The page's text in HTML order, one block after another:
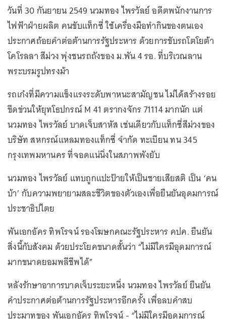
วันที่ 30 กันยายน 2549 นวมทอง ไพรวัลย์ อดีตพนักงานการ
ไฟฟ้าฝ่ายผลิต คนขับแท็กซี่ ใช้เครื่องมือทำกินของตนเอง
ประกาศถ้อยคำต่อต้านการรัฐประหาร ด้วยการขับรถโตโยต้า
โคโรลลา สีม่วง พุ่งชนรถถังของ ม.พัน 4 รอ. ที่บริเวณลาน
พระบรมรูปทรงม้า
รถเก๋งที่มีความแข็งแรงระดับพาหนะสามัญชน ไม่ได้สร้างรอย
ขีดข่วนให้ยุทโธปกรณ์ M 41 ตรากงจักร 71114 มากนัก แต่
นวมทอง ไพรวัลย์ บาดเจ็บสาหัส เช่นเดียวกับแท็กซี่สีม่วงของ
บริษัท สหกรณ์แหลมทองแท็กซี่ จำกัด ทะเบียน ทน 345
กรุงเทพมหานคร ที่จอดแน่นิ่งในสภาพพังยับ
นวมทอง ไพรวัลย์ แทบถูกแปะป้ายให้เป็นชายเสียสติ เป็น ‘คน
บ้า’ กับความพยายามสละชีวิตของตัวเองเพื่อยืนยันอุดมการณ์
ประชาธิปไตย
พันเอกอัคร ทิพโรจน์ รองโฆษกคณะรัฐประหาร คปค. ยืนยัน
สิ่งนี้กับสังคม ด้วยประโยคขนาดสั้นว่า “ไม่มีใครมีอุดมการณ์
มากขนาดยอมพลีชีพได้”
หลังรักษาอาการบาดเจ็บระยะหนึ่ง นวมทอง ไพรวัลย์ ยืนยัน
คำประกาศต่อต้านการรัฐประหารอีกครั้ง เพื่อลบคำสบ
ประมาทของ พันเอกอัคร ทิพโรจน์ - “ไม่มีใครมีอุดมการณ์